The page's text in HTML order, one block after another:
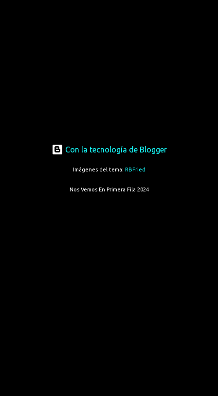
Con la tecnología de Blogger
Imágenes del tema: RBFried
Nos Vemos En Primera Fila 2024